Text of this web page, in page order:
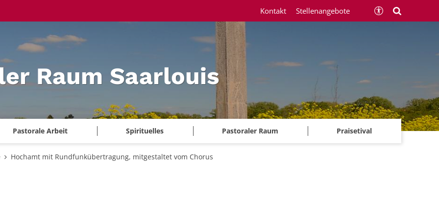
Raum Saarlouis
Pastorale Arbeit Spirituelles Pastoraler Raum Praisetival
Kontakt Stellenangebote
Hochamt mit Rundfunkübertragung, mitgestaltet vom Chorus